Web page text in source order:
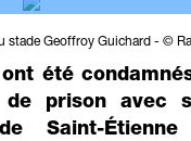
stade Geoffroy Guichard - ©
été
de prison avec
Saint-